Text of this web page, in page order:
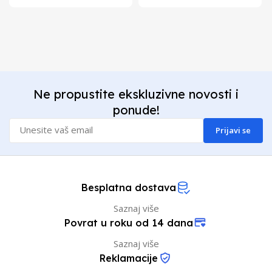
Ne propustite ekskluzivne novosti i
ponude!
Prijavi se
Besplatna dostava
Saznaj više
Povrat u roku od 14 dana
Saznaj više
Reklamacije